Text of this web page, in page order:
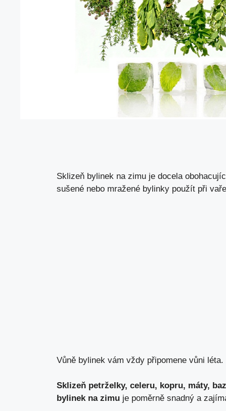
Sklizeň bylinek na zimu je docela
sušené nebo mražené bylinky použít při
Vůně bylinek vám vždy připomene vůni léta.
Sklizeň petrželky, celeru, kopru, máty,
bylinek na zimu je poměrně snadný a